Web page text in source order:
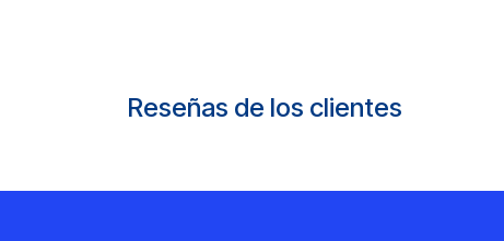
Reseñas de los clientes